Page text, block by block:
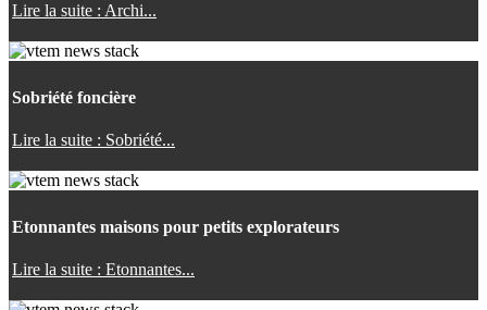
Lire la suite : Archi...
Sobriété foncière
Lire la suite : Sobriété...
Etonnantes maisons pour petits explorateurs
Lire la suite : Etonnantes...